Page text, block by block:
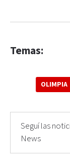
Temas:
OLIMPIA
Seguí las
News